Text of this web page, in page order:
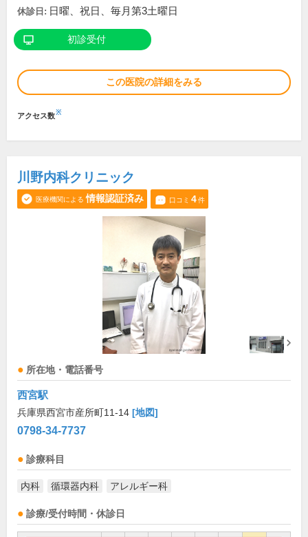
休診日: 日曜、祝日、毎月第3土曜日
初診受付
この医院の詳細をみる
アクセス数※
川野内科クリニック
医療機関による 情報認証済み 口コミ 4件
所在地・電話番号
西宮駅
兵庫県西宮市産所町11-14 [地図]
0798-34-7737
診療科目
内科 循環器内科 アレルギー科
診療/受付時間・休診日